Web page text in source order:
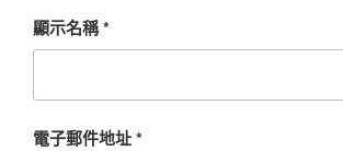
顯示名稱*
電子郵件地址*